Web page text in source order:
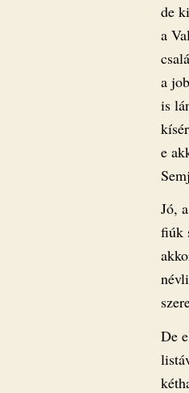
de
a
a
is
e
Jó,
fiúk
De